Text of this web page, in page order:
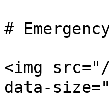
#
<img src="/
data-